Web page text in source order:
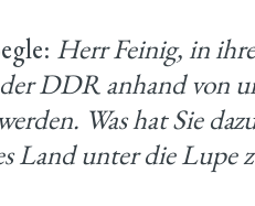
Herr Feinig, in
DDR anhand von
Was hat Sie
Land unter die Lupe